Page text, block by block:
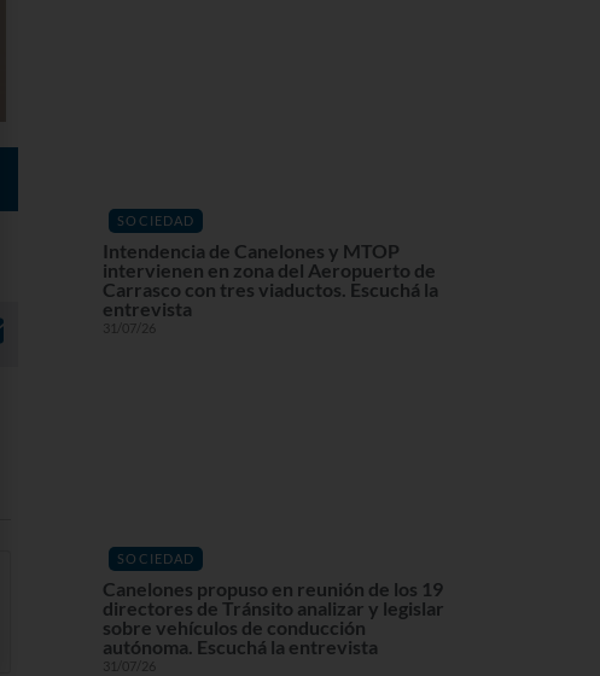
SOCIEDAD
Intendencia de Canelones y MTOP
intervienen en zona del Aeropuerto de
Carrasco con tres viaductos. Escuchá la
entrevista
31/07/26
SOCIEDAD
Canelones propuso en reunión de los 19
directores de Tránsito analizar y legislar
sobre vehículos de conducción
autónoma. Escuchá la entrevista
31/07/26